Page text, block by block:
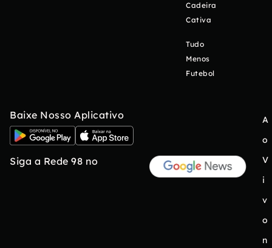
Cadeira
Cativa
Tudo
Menos
Futebol
Baixe Nosso Aplicativo
Siga a Rede 98 no
A
o
V
i
v
o
n